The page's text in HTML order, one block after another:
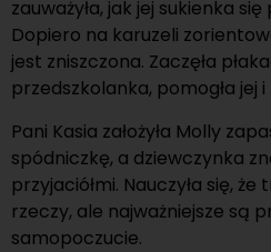
zauważyła, jak jej sukienka
Dopiero na karuzeli
jest zniszczona. Zaczęła
przedszkolanka, pomogła jej i
Pani Kasia założyła Molly
spódniczkę, a dziewczynka
przyjaciółmi. Nauczyła się,
rzeczy, ale najważniejsze są
samopoczucie.